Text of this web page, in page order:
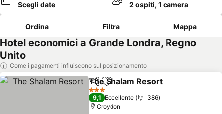
Scegli date 2 ospiti, 1 camera
Ordina Filtra Mappa
Hotel economici a Grande Londra, Regno
Unito
Come i pagamenti influiscono sul posizionamento
CondividiAggiungi ai preferiti
The Shalam Resort
3 Stelle
9,1 Eccellente
386
Croydon